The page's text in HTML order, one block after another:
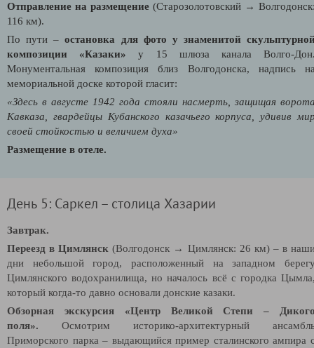
Отправление на размещение (Старозолотовский →
116 км).
По пути – остановка для фото у знаменитой
композиции «Казаки» у 15 шлюза канала Волго-
Монументальная композиция близ Волгодонска, надпись
мемориальной доске которой гласит:
«Здесь в августе 1942 года стояли насмерть, защищая
Кавказа, гвардейцы Кубанского казачьего корпуса, удивив
своей стойкостью и величием духа»
Размещение в отеле.
День 5: Саркел – столица Хазарии
Завтрак.
Переезд в Цимлянск(Волгодонск → Цимлянск: 26 км) – в
дни небольшой город, расположенный на западном
Цимлянского водохранилища, но началось всё с городка
который когда-то давно основали донские казаки.
Обзорная экскурсия «Центр Великой Степи –
поля». Осмотрим историко-архитектурный
Приморского парка – выдающийся пример сталинского ампира